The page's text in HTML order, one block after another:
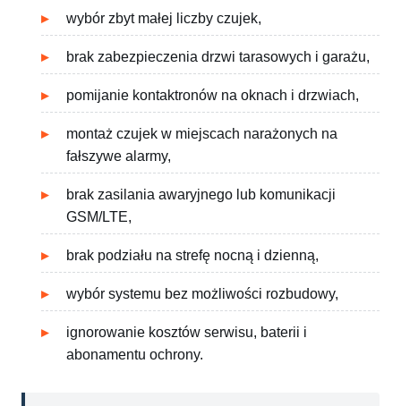
wybór zbyt małej liczby czujek,
brak zabezpieczenia drzwi tarasowych i garażu,
pomijanie kontaktronów na oknach i drzwiach,
montaż czujek w miejscach narażonych na
fałszywe alarmy,
brak zasilania awaryjnego lub komunikacji
GSM/LTE,
brak podziału na strefę nocną i dzienną,
wybór systemu bez możliwości rozbudowy,
ignorowanie kosztów serwisu, baterii i
abonamentu ochrony.